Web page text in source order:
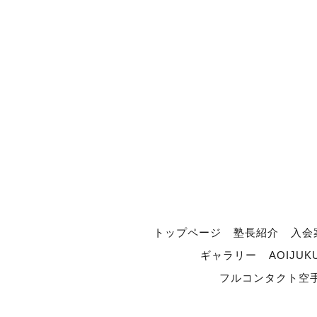
トップページ 塾長紹介
入
ギャラリー
フルコンタクト空